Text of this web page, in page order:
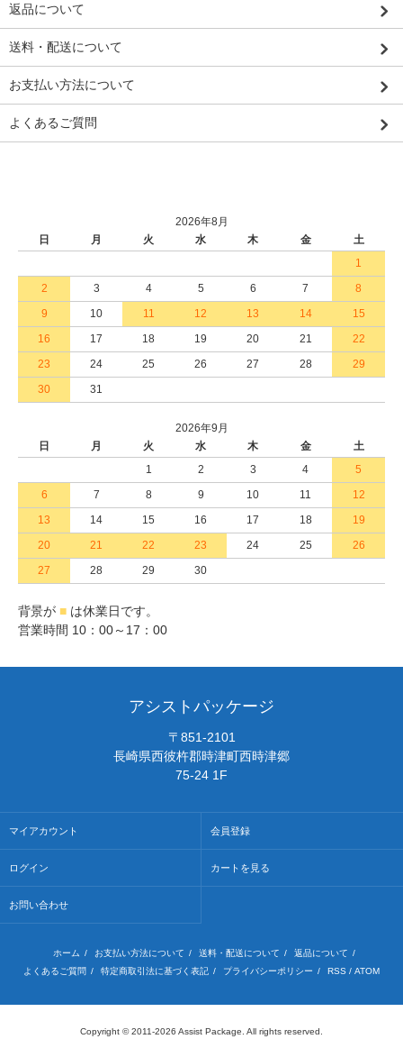
返品について
送料・配送について
お支払い方法について
よくあるご質問
2026年8月
日
月 火 水 木 金
土
1
2
3 4 5 6 7
8
9
10 11 12 13 14
15
16
17 18 19 20 21
22
23
24 25 26 27 28
29
30
31
2026年9月
日
月 火 水 木 金
土
1
2 3 4
5
6
7 8 9 10 11
12
13
14 15 16 17 18
19
20
21 22 23 24 25
26
27
28 29 30
背景が ■ は休業日です。
営業時間 10：00～17：00
アシストパッケージ
〒851-2101
長崎県西彼杵郡時津町西時津郷
75-24 1F
マイアカウント 会員登録
ログイン カートを見る
お問い合わせ
ホーム / お支払い方法について / 送料・配送について / 返品について /
よくあるご質問 / 特定商取引法に基づく表記 / プライバシーポリシー / RSS / ATOM
Copyright © 2011-2026 Assist Package. All rights reserved.